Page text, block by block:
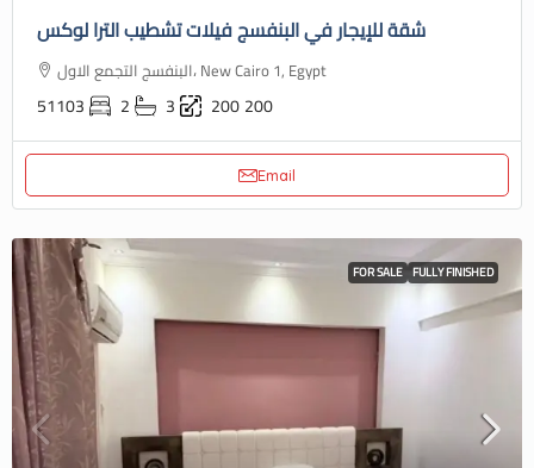
شقة للإيجار في البنفسج فيلات تشطيب الترا لوكس
البنفسج التجمع الاول، New Cairo 1, Egypt
51103 2 3 200200
Email
FOR SALE FULLY FINISHED